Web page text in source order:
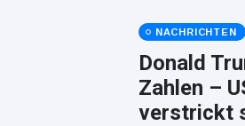
NACHRICHTEN
Donald
Zahlen –
verstrickt